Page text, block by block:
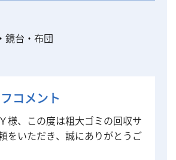
鏡台・布団
コメント
様、この度は粗大ゴミの回収サ
をいただき、誠にありがとうご